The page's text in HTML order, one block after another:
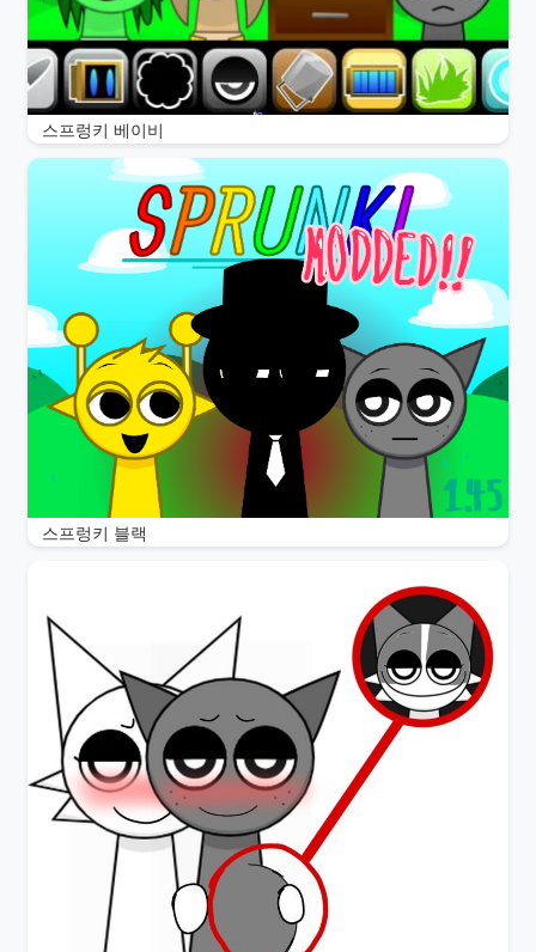
스프렁키 베이비
스프렁키 블랙